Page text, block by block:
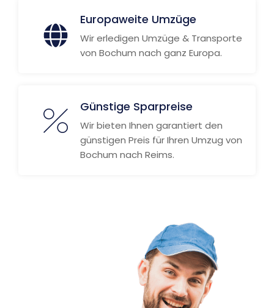
Europaweite Umzüge
Wir erledigen Umzüge & Transporte
von Bochum nach ganz Europa.
Günstige Sparpreise
Wir bieten Ihnen garantiert den
günstigen Preis für Ihren Umzug von
Bochum nach Reims.